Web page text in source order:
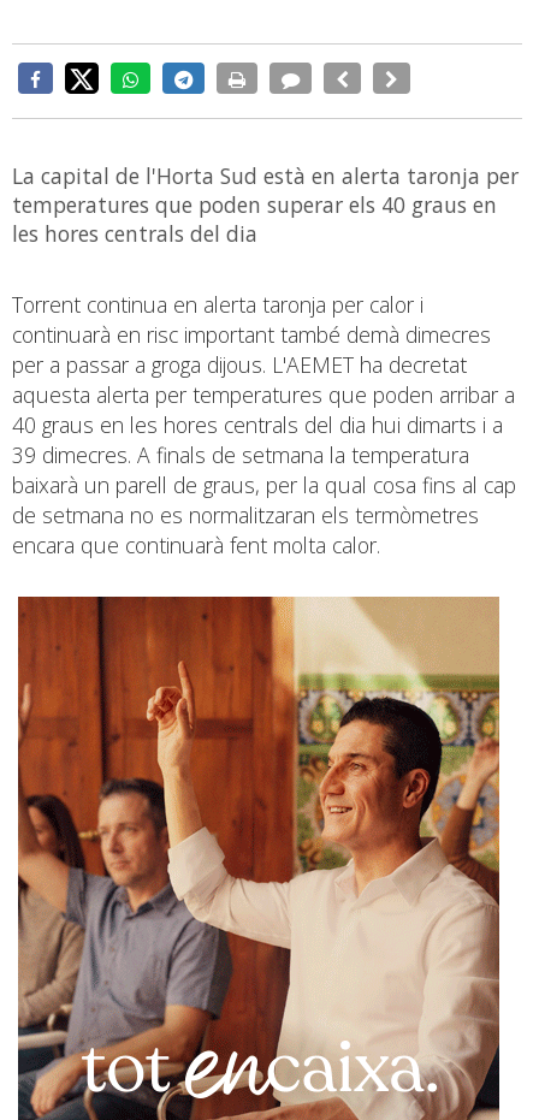
La capital de l'Horta Sud està en alerta taronja per
temperatures que poden superar els 40 graus en
les hores centrals del dia
Torrent continua en alerta taronja per calor i
continuarà en risc important també demà dimecres
per a passar a groga dijous. L'AEMET ha decretat
aquesta alerta per temperatures que poden arribar a
40 graus en les hores centrals del dia hui dimarts i a
39 dimecres. A finals de setmana la temperatura
baixarà un parell de graus, per la qual cosa fins al cap
de setmana no es normalitzaran els termòmetres
encara que continuarà fent molta calor.